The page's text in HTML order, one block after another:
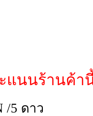
แนนร้านค้า
/5 ดาว